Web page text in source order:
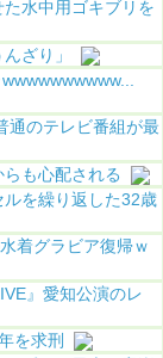
水中用ゴキブリを
ざり」
通のテレビ番組が最
も心配される
を繰り返した32歳
着グラビア復帰ｗ
』愛知公演のレ
を求刑